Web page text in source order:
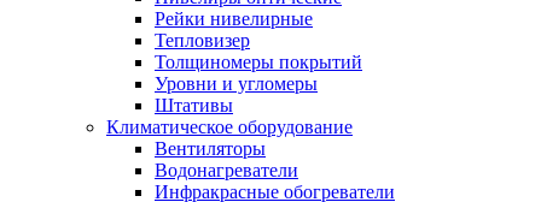
Рейки нивелирные
Тепловизер
Толщиномеры покрытий
Уровни и угломеры
Штативы
Климатическое оборудование
Вентиляторы
Водонагреватели
Инфракрасные обогреватели